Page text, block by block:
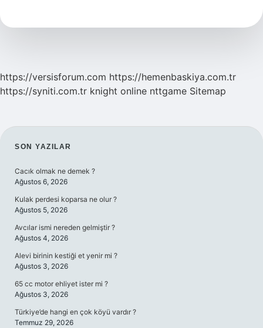
https://versisforum.com https://hemenbaskiya.com.tr
https://syniti.com.tr knight online nttgame Sitemap
SIDEBAR
SON YAZILAR
Cacık olmak ne demek ?
Ağustos 6, 2026
Kulak perdesi koparsa ne olur ?
Ağustos 5, 2026
Avcılar ismi nereden gelmiştir ?
Ağustos 4, 2026
Alevi birinin kestiği et yenir mi ?
Ağustos 3, 2026
65 cc motor ehliyet ister mi ?
Ağustos 3, 2026
Türkiye’de hangi en çok köyü vardır ?
Temmuz 29, 2026